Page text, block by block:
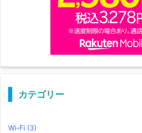
カテゴリー
Wi-Fi (3)